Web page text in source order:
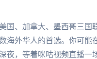
国、加拿大、墨西哥三国
海外华人的首选。你可
夜，等着咪咕视频直播